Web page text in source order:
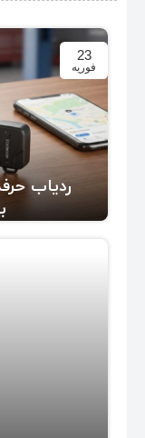
23
فوریه
ردیاب